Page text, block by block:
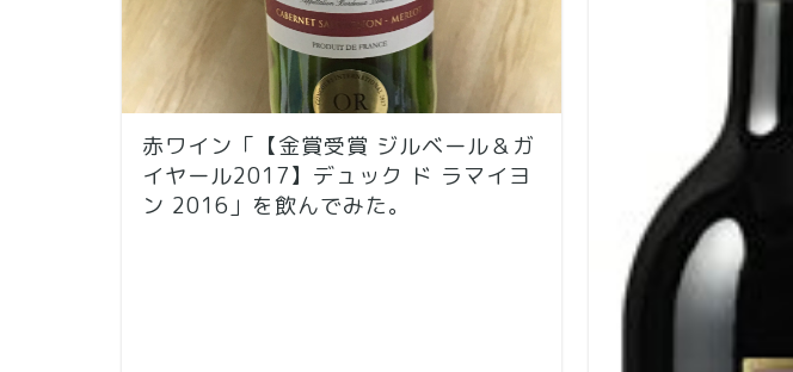
赤ワイン「【金賞受賞 ジルベール＆ガ
イヤール2017】デュック ド ラマイヨ
ン 2016」を飲んでみた。